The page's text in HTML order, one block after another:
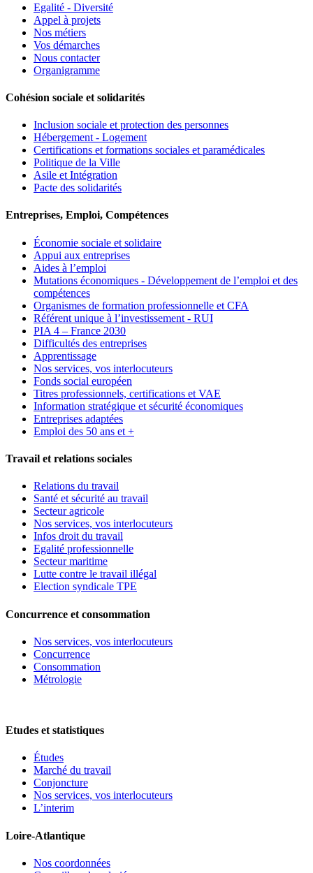
Egalité - Diversité
Appel à projets
Nos métiers
Vos démarches
Nous contacter
Organigramme
Cohésion sociale et solidarités
Inclusion sociale et protection des personnes
Hébergement - Logement
Certifications et formations sociales et paramédicales
Politique de la Ville
Asile et Intégration
Pacte des solidarités
Entreprises, Emploi, Compétences
Économie sociale et solidaire
Appui aux entreprises
Aides à l’emploi
Mutations économiques - Développement de l’emploi et des
compétences
Organismes de formation professionnelle et CFA
Référent unique à l’investissement - RUI
PIA 4 – France 2030
Difficultés des entreprises
Apprentissage
Nos services, vos interlocuteurs
Fonds social européen
Titres professionnels, certifications et VAE
Information stratégique et sécurité économiques
Entreprises adaptées
Emploi des 50 ans et +
Travail et relations sociales
Relations du travail
Santé et sécurité au travail
Secteur agricole
Nos services, vos interlocuteurs
Infos droit du travail
Egalité professionnelle
Secteur maritime
Lutte contre le travail illégal
Election syndicale TPE
Concurrence et consommation
Nos services, vos interlocuteurs
Concurrence
Consommation
Métrologie
Etudes et statistiques
Études
Marché du travail
Conjoncture
Nos services, vos interlocuteurs
L’interim
Loire-Atlantique
Nos coordonnées